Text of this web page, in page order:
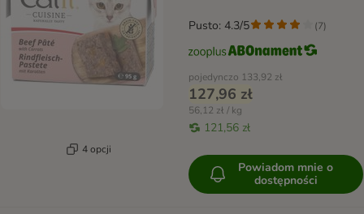
4 opcji
pojedynczo 133,92 zł
127,96 zł
56,12 zł / kg
121,56 zł
Pusto: 4.3/5 (7)
Powiadom mnie o
dostępności